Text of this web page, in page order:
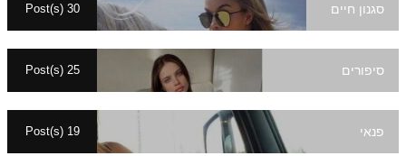
סגנון חיים 30 Post(s)
סיפורים
פנאי